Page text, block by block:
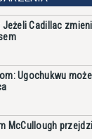
Jeżeli Cadillac
Ugochukwu
McCullough